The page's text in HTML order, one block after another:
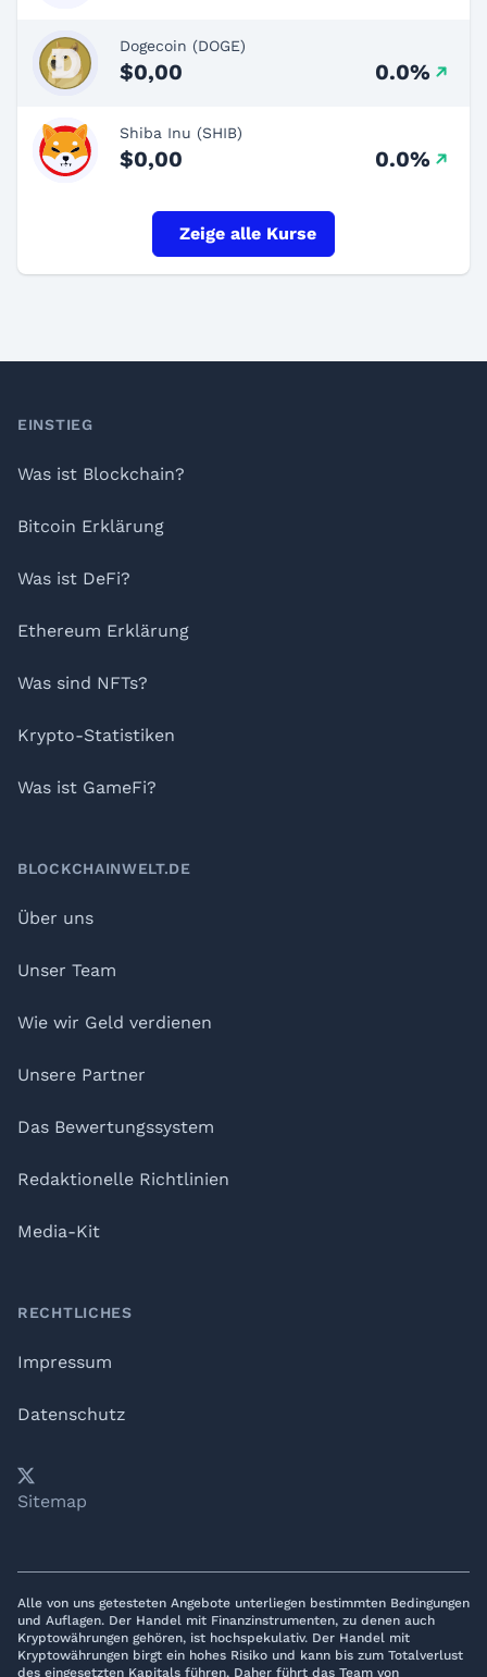
Dogecoin (DOGE)
$0,00 0.0%
Shiba Inu (SHIB)
$0,00 0.0%
Zeige alle Kurse
Footer
EINSTIEG
Was ist Blockchain?
Bitcoin Erklärung
Was ist DeFi?
Ethereum Erklärung
Was sind NFTs?
Krypto-Statistiken
Was ist GameFi?
BLOCKCHAINWELT.DE
Über uns
Unser Team
Wie wir Geld verdienen
Unsere Partner
Das Bewertungssystem
Redaktionelle Richtlinien
Media-Kit
RECHTLICHES
Impressum
Datenschutz
YouTube
𝕏LinkedIn
Telegram
Sitemap
Alle von uns getesteten Angebote unterliegen bestimmten Bedingungen
und Auflagen. Der Handel mit Finanzinstrumenten, zu denen auch
Kryptowährungen gehören, ist hochspekulativ. Der Handel mit
Kryptowährungen birgt ein hohes Risiko und kann bis zum Totalverlust
des eingesetzten Kapitals führen. Daher führt das Team von